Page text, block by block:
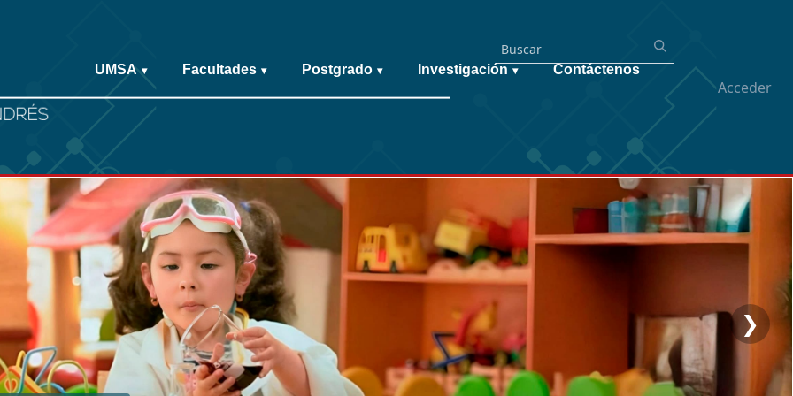
Acceder
UMSA ▾ Facultades ▾ Postgrado ▾ Investigación ▾ Contáctenos
❯